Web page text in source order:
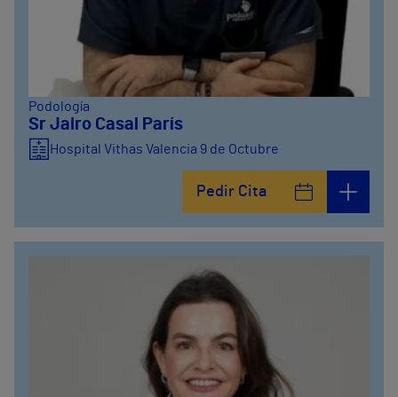
Podología
Sr Jairo Casal París
Hospital Vithas Valencia 9 de Octubre
Pedir Cita